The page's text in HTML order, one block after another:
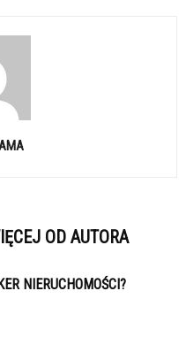
OD AUTORA
NIERUCHOMOŚCI?